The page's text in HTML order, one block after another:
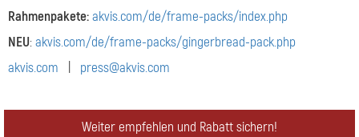
Rahmenpakete:akvis.com/de/frame-packs/index.php
NEU:akvis.com/de/frame-packs/gingerbread-pack.php
akvis.com
press@akvis.com
Weiter empfehlen und Rabatt sichern!